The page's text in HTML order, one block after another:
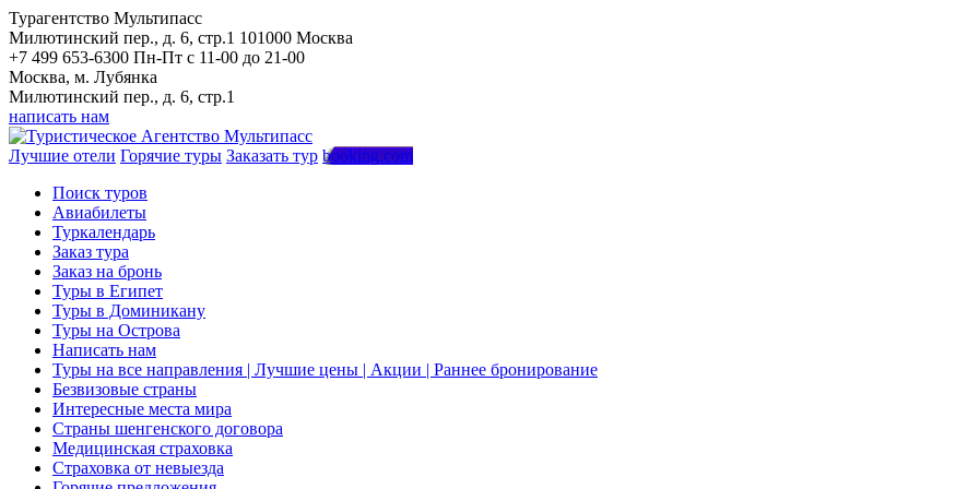
Турагентство Мультипасс
Милютинский пер., д. 6, стр.1 101000 Москва
+7 499 653-6300 Пн-Пт с 11-00 до 21-00
Москва, м. Лубянка
Милютинский пер., д. 6, стр.1
написать нам
Лучшие отели Горячие туры Заказать тур booking.com
Поиск туров
Авиабилеты
Туркалендарь
Заказ тура
Заказ на бронь
Туры в Египет
Туры в Доминикану
Туры на Острова
Написать нам
Туры на все направления | Лучшие цены | Акции | Раннее бронирование
Безвизовые страны
Интересные места мира
Страны шенгенского договора
Медицинская страховка
Страховка от невыезда